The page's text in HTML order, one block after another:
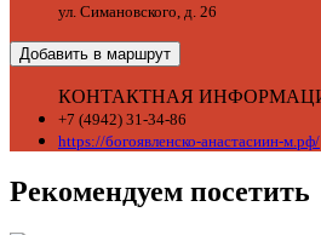
ул. Симановского, д. 26
Добавить в маршрут
КОНТАКТНАЯ
+7 (4942) 31-34-86
https://богоявленско-анастасиин-м.рф/
Рекомендуем посетить